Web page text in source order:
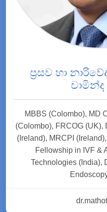
ප්‍රසව හා
MBBS (Colombo), MD
(Colombo), FRCOG (UK),
(Ireland), MRCPI
Fellowship in IVF &
Technologies (India),